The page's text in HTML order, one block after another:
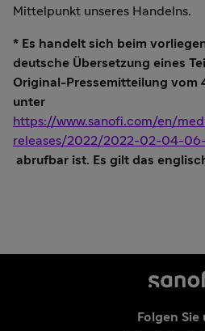
Mittelpunkt unseres Handelns.
* Es handelt sich beim
deutsche Übersetzung eines
Original-Pressemitteilung vom
unter
https://www.sanofi.com/en/
releases/2022/2022-02-04-
abrufbar ist. Es gilt das
Folgen Sie